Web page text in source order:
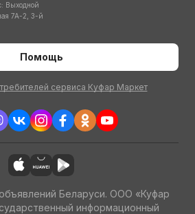
Выходной
7А-2, 3-й
Помощь
сервиса Куфар Маркет
Беларуси. ООО «Куфар
информационный